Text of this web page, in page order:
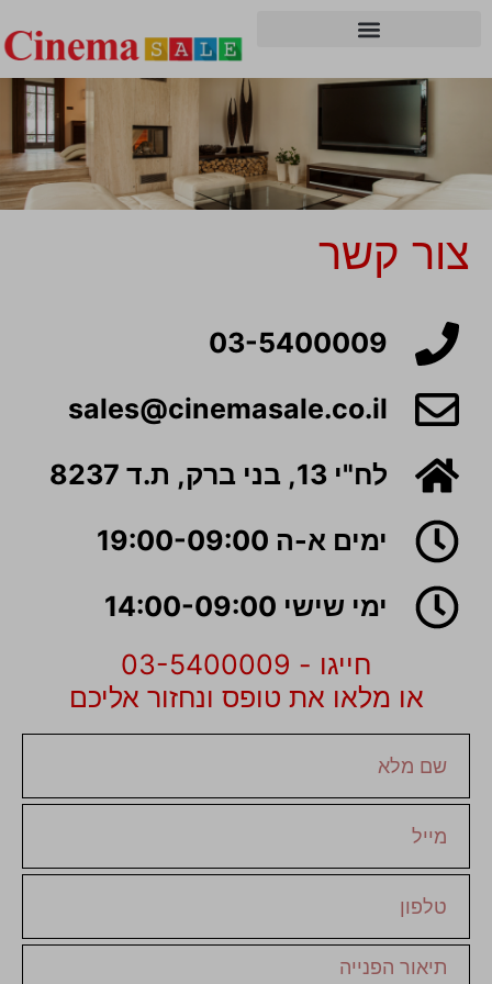
הכי משתלם שמחפשים רסיבר
מקצועי לקולנוע ביתיצור קשר
03-5400009
sales@cinemasale.co.il
לח"י 13, בני ברק, ת.ד 8237
ימים א-ה 19:00-09:00
ימי שישי 14:00-09:00
חייגו - 03-5400009
או מלאו את טופס ונחזור אליכם